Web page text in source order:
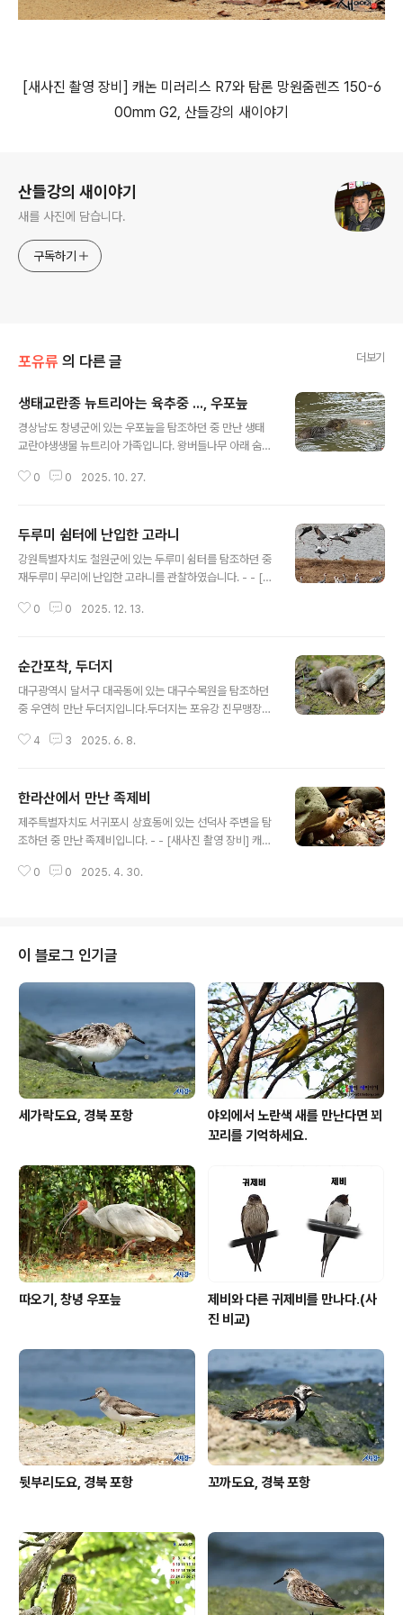
[새사진 촬영 장비 ] 캐논 미러리스 R7와 탐론 망원줌렌즈 150-6
00mm G2, 산들강의 새이야기
산들강의 새이야기
새를 사진에 담습니다.
구독하기
포유류 의 다른 글 더보기
생태교란종 뉴트리아는 육추중 ..., 우포늪
경상남도 창녕군에 있는 우포늪을 탐조하던 중 만난 생태
교란야생생물 뉴트리아 가족입니다. 왕버들나무 아래 숨어
다가 관찰했는데 가만히 있으니 새끼가 놀고 있고 어미는
야기
0 0 2025. 10. 27.
두루미 쉼터에 난입한 고라니
강원특별자치도 철원군에 있는 두루미 쉼터를 탐조하던 중
재두루미 무리에 난입한 고라니를 관찰하였습니다. - - [새
0mm, 산들강의 새이야기
0 0 2025. 12. 13.
순간포착, 두더지
대구광역시 달서구 대곡동에 있는 대구수목원을 탐조하던
중 우연히 만난 두더지입니다.​두더지는 포유강 진무맹장목
[새사진 촬영 장비] 캐논 미러리스 R7와 탐론 망원줌렌즈
4 3 2025. 6. 8.
한라산에서 만난 족제비
제주특별자치도 서귀포시 상효동에 있는 선덕사 주변을 탐
조하던 중 만난 족제비입니다. - - [새사진 촬영 장비] 캐논
들강의 새이야기
0 0 2025. 4. 30.
이 블로그 인기글
세가락도요, 경북 포항
야외에서 노란색 새를 만난다면 꾀
꼬리를 기억하세요.
따오기, 창녕 우포늪
제비와 다른 귀제비를 만나다.(사
진 비교)
뒷부리도요, 경북 포항 꼬까도요, 경북 포항